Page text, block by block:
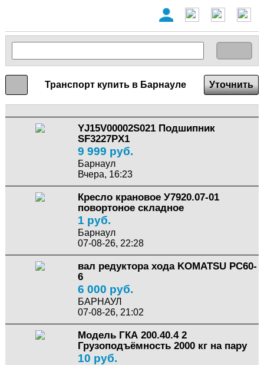
Транспорт купить в Барнауле Уточнить
YJ15V00002S021 Подшипник
SF3227PX1
9 999 руб.
Барнаул
Вчера, 16:23
Кресло крановое У7920.07-01
повортоное складное
1 руб.
Барнаул
07-08-26, 22:28
вал редуктора хода KOMATSU PC60-
6
6 000 руб.
БАРНАУЛ
07-08-26, 21:02
Модель ГКА 200.40.4 2
Грузоподъёмность 2000 кг на пару
10 руб.